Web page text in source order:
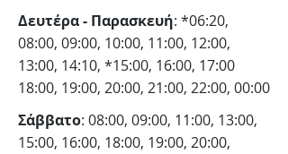
Δευτέρα - Παρασκευή: *06:20,
08:00, 09:00, 10:00, 11:00, 12:00,
13:00, 14:10, *15:00, 16:00, 17:00
18:00, 19:00, 20:00, 21:00, 22:00, 00:00
Σάββατο: 08:00, 09:00, 11:00, 13:00,
15:00, 16:00, 18:00, 19:00, 20:00,